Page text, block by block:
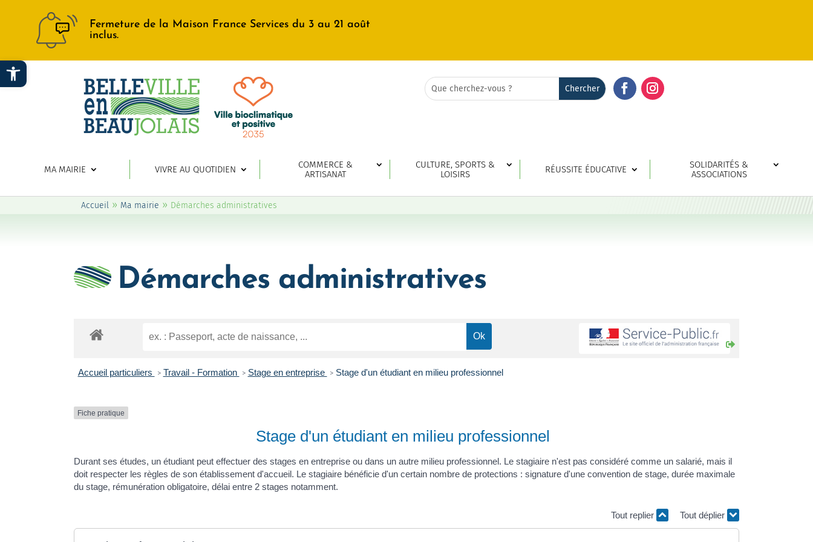
Ouvrir la barre d’outils
Fermeture de la Maison France Services du 3 au 21 août
inclus.
Rechercher:
Search
for...
MA MAIRIE VIVRE AU QUOTIDIEN
COMMERCE &
ARTISANAT
CULTURE, SPORTS &
LOISIRS
RÉUSSITE ÉDUCATIVE
SOLIDARITÉS &
ASSOCIATIONS
Accueil » Ma mairie » Démarches administratives
Démarches administratives
Accueil particuliers > Travail - Formation > Stage en entreprise > Stage d'un étudiant en milieu professionnel
Fiche pratique
Stage d'un étudiant en milieu professionnel
Durant ses études, un étudiant peut effectuer des stages en entreprise ou dans un autre milieu professionnel. Le stagiaire n'est pas considéré comme un salarié, mais il
doit respecter les règles de son établissement d'accueil. Le stagiaire bénéficie d'un certain nombre de protections : signature d'une convention de stage, durée maximale
du stage, rémunération obligatoire, délai entre 2 stages notamment.
Tout replier Tout déplier